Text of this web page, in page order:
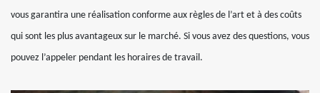
vous garantira une réalisation conforme aux règles de l’art et à des coûts
qui sont les plus avantageux sur le marché. Si vous avez des questions, vous
pouvez l’appeler pendant les horaires de travail.